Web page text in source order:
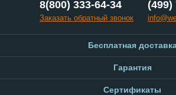
8(800) 333-64-34
Заказать обратный звонок
(499)
Бесплатная
Гарантия
Сертификаты